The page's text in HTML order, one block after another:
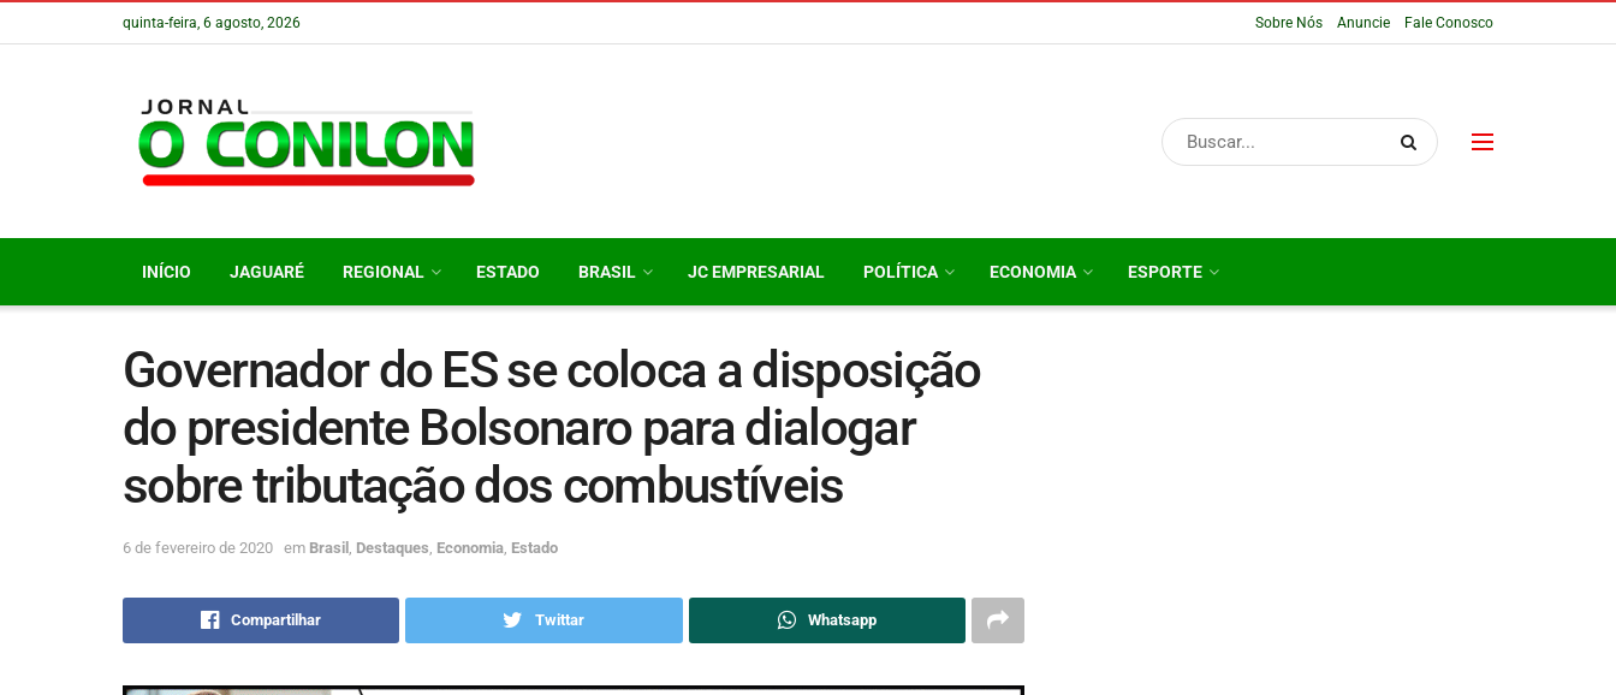
quinta-feira, 6 agosto, 2026 Sobre Nós Anuncie Fale Conosco
INÍCIO JAGUARÉ REGIONAL ESTADO BRASIL JC EMPRESARIAL POLÍTICA ECONOMIA ESPORTE
Governador do ES se coloca a disposição
do presidente Bolsonaro para dialogar
sobre tributação dos combustíveis
6 de fevereiro de 2020 em Brasil Destaques Economia Estado
Compartilhar Twittar Whatsapp